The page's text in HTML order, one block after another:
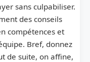
sans culpabiliser.
des conseils
compétences et
Bref, donnez
de suite, on affine,